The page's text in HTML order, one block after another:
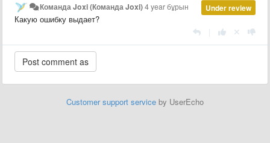
Under review
Команда Joxi (Команда Joxi)4 year бұрын
Какую ошибку выдает?
Customer support service by UserEcho